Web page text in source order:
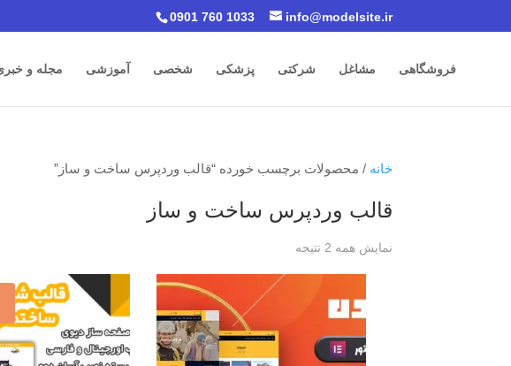
0901 760 1033 info@modelsite.ir
فروشگاهی مشاغل شرکتی پزشکی شخصی آموزشی مجله و
خانه / محصولات برچسب خورده “قالب وردپرس ساخت و ساز”
قالب وردپرس ساخت و ساز
نمایش همه 2 نتیجه